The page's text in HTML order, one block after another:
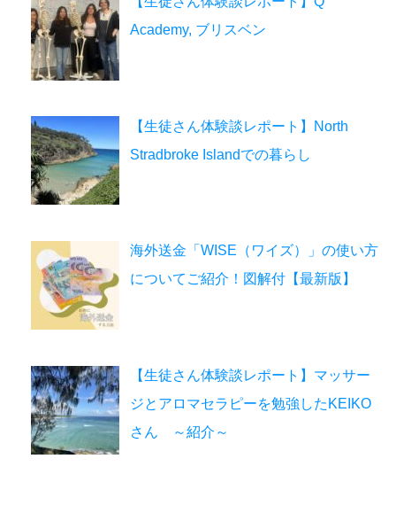
Academy, ブリスベン
【生徒さん体験談レポート】North
Stradbroke Islandでの暮らし
海外送金「WISE（ワイズ）」の使い方
についてご紹介！図解付【最新版】
【生徒さん体験談レポート】マッサー
ジとアロマセラピーを勉強したKEIKO
さん ～紹介～